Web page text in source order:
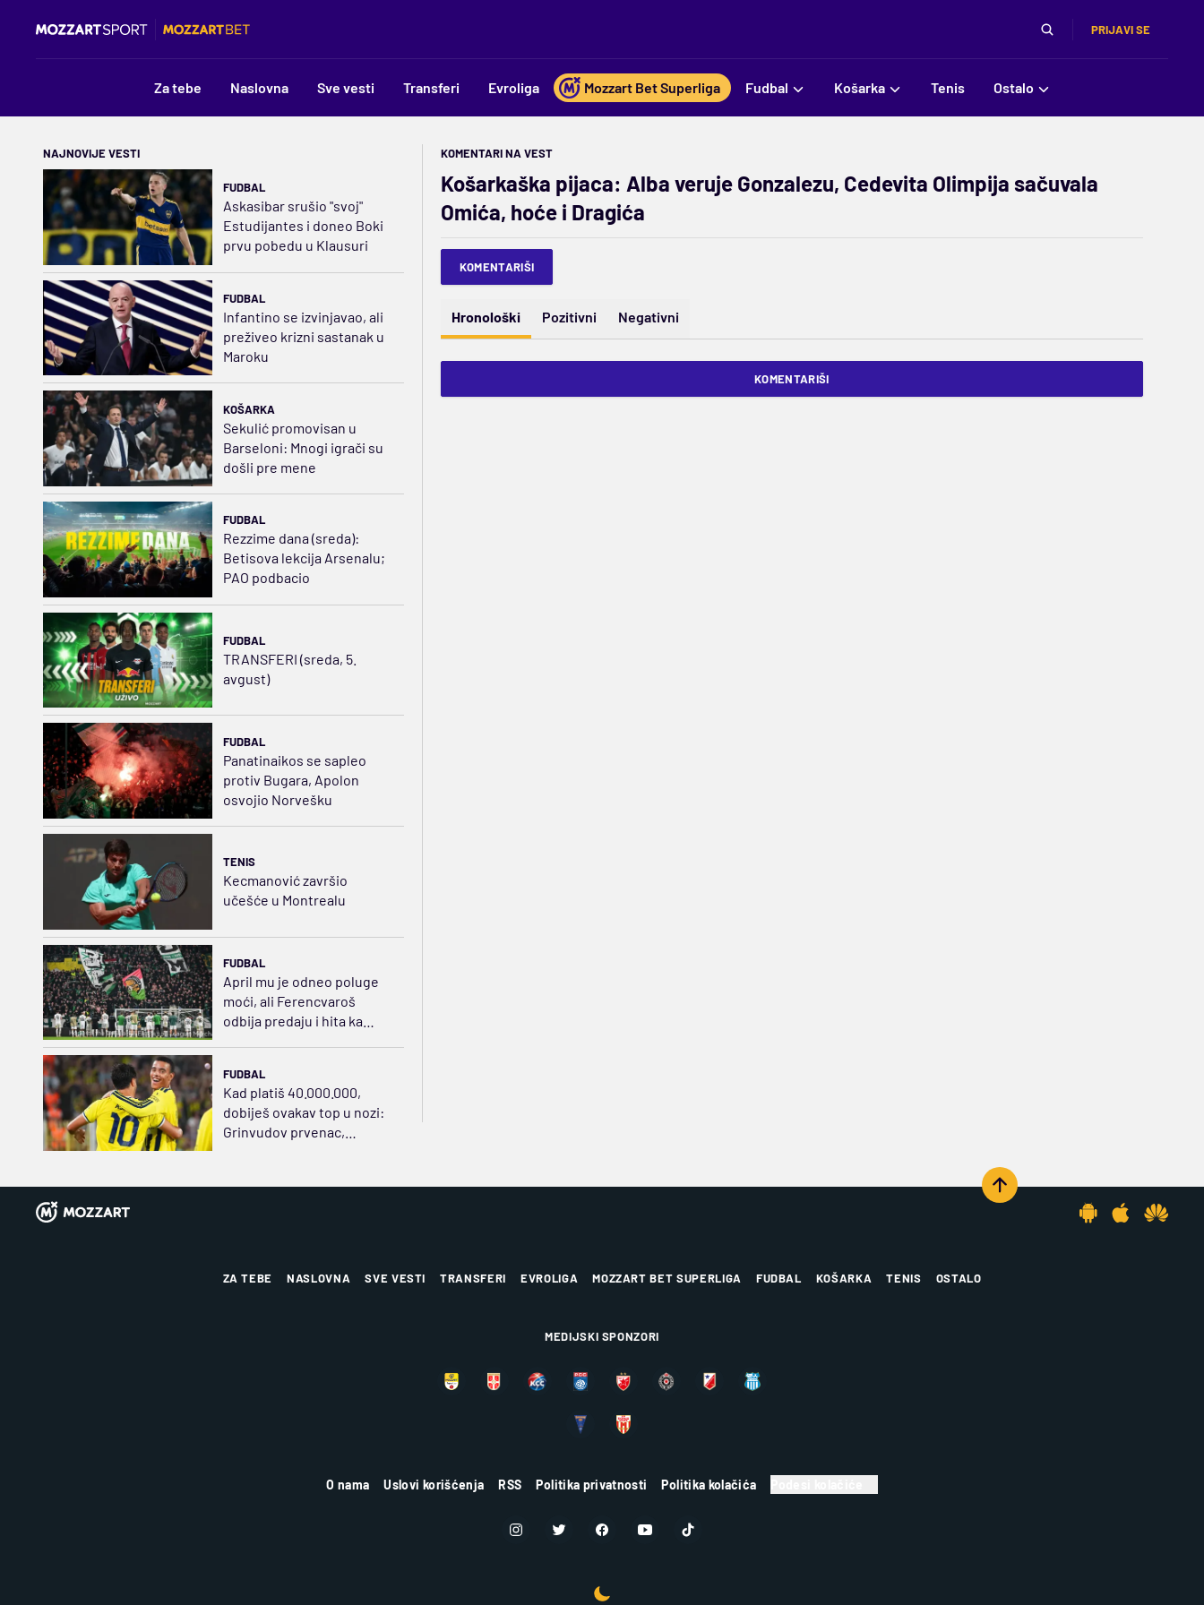
PRIJAVI SE
Za tebe Naslovna Sve vesti Transferi Evroliga Mozzart Bet Superliga Fudbal Košarka Tenis Ostalo
NAJNOVIJE VESTI
FUDBAL
Askasibar srušio "svoj"
Estudijantes i doneo Boki
prvu pobedu u Klausuri
FUDBAL
Infantino se izvinjavao, ali
preživeo krizni sastanak u
Maroku
KOŠARKA
Sekulić promovisan u
Barseloni: Mnogi igrači su
došli pre mene
FUDBAL
Rezzime dana (sreda):
Betisova lekcija Arsenalu;
PAO podbacio
FUDBAL
TRANSFERI (sreda, 5.
avgust)
FUDBAL
Panatinaikos se sapleo
protiv Bugara, Apolon
osvojio Norvešku
TENIS
Kecmanović završio
učešće u Montrealu
FUDBAL
April mu je odneo poluge
moći, ali Ferencvaroš
odbija predaju i hita ka
FUDBAL
Kad platiš 40.000.000,
dobiješ ovakav top u nozi:
Grinvudov prvenac,
KOMENTARI NA VEST
Košarkaška pijaca: Alba veruje Gonzalezu, Cedevita Olimpija sačuvala
Omića, hoće i Dragića
KOMENTARIŠI
Hronološki Pozitivni Negativni
KOMENTARIŠI
ZA TEBE NASLOVNA SVE VESTI TRANSFERI EVROLIGA MOZZART BET SUPERLIGA FUDBAL KOŠARKA TENIS OSTALO
MEDIJSKI SPONZORI
O nama Uslovi korišćenja RSS Politika privatnosti Politika kolačića